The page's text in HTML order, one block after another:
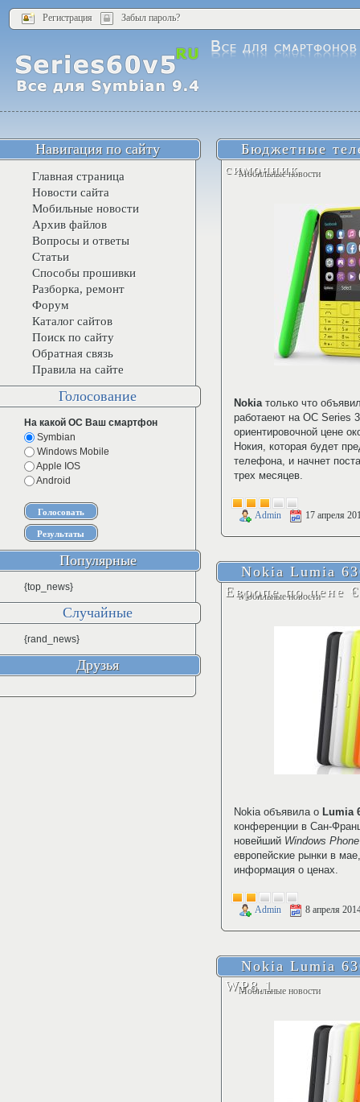
Регистрация Забыл пароль?
Бюджетные
симочник
Мобильные новости
Nokiaтолько что
работаеют на ОС Series
ориентировочной цене
Нокия, которая будет
телефона, и начнет
трех месяцев.
Admin 17 апреля
Nokia Lumia
Европе по цене
Мобильные новости
Nokia объявила о Lumia
конференции в Сан-
новейший Windows
европейские рынки в
информация о ценах.
Admin 8 апреля
Nokia Lumia
WP8.1
Мобильные новости
Навигация по сайту
Главная страница
Новости сайта
Мобильные новости
Архив файлов
Вопросы и ответы
Статьи
Способы прошивки
Разборка, ремонт
Форум
Каталог сайтов
Поиск по сайту
Обратная связь
Правила на сайте
Голосование
На какой ОС Ваш смартфон
Symbian
Windows Mobile
Apple IOS
Android
Популярные
{top_news}
Случайные
{rand_news}
Друзья